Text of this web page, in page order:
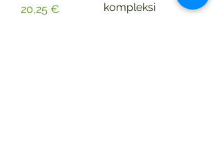
Hinta
20,25 €
kompleksi